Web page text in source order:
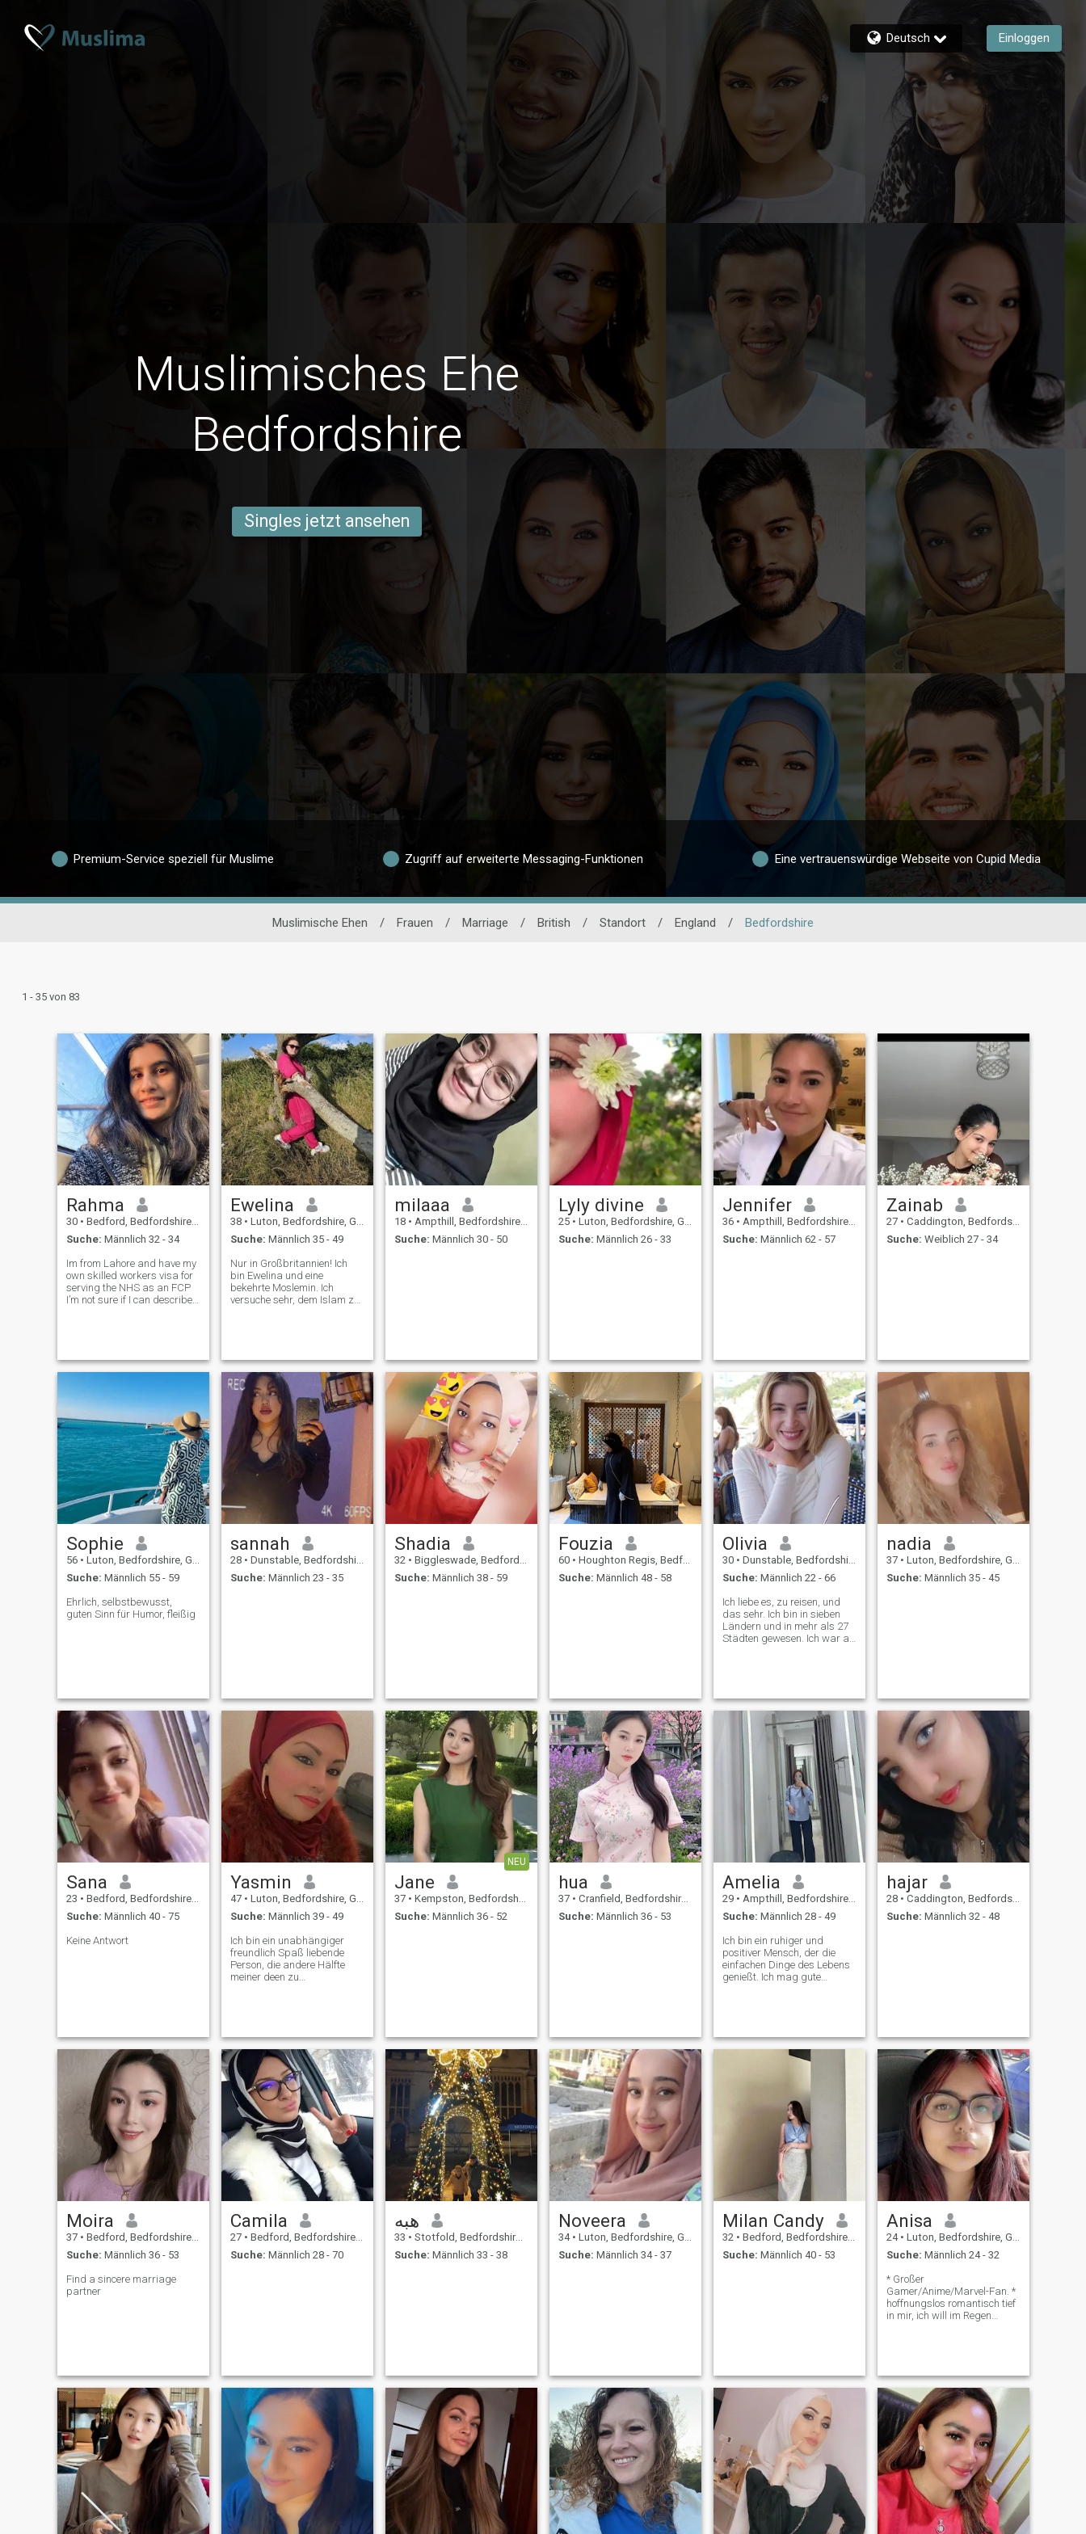
Deutsch Einloggen
Muslimisches Ehe
Bedfordshire
Singles jetzt ansehen
Premium-Service speziell für Muslime Zugriff auf erweiterte Messaging-Funktionen Eine vertrauenswürdige Webseite von Cupid Media
Muslimische Ehen / Frauen / Marriage / British / Standort / England / Bedfordshire
1 - 35 von 83
Rahma
30 • Bedford, Bedfordshire, Grossbritannien
Suche: Männlich 32 - 34
Im from Lahore and have my
own skilled workers visa for
serving the NHS as an FCP
I’m not sure if I can describe
being a team. Don’t
Ewelina
38 • Luton, Bedfordshire, Grossbritannien
Suche: Männlich 35 - 49
Nur in Großbritannien! Ich
bin Ewelina und eine
bekehrte Moslemin. Ich
versuche sehr, dem Islam zu
pakistanischen Gerichte
kochen und Essen polieren
kann. Ich bin nicht auf der
Suche nach einer beiläufigen
Beziehung, also kontaktieren
Sie mich bitte nicht, wenn Sie
nicht an einer Halal-
Beziehung interessiert Ich bin
nett und fürsorglich. Ich liebe
es, mich um meine
Verwandten zu kümmern.
Ps. Bitte kontaktieren Sie
mich nicht, wenn Sie nicht
nach einer Frau suchen (ich
Mitbewohner zusammen
sein). Ja, ich habe auch
diesen Vorschlag
bekommen.
milaaa
18 • Ampthill, Bedfordshire, Grossbritannien
Suche: Männlich 30 - 50
Lyly divine
25 • Luton, Bedfordshire, Grossbritannien
Suche: Männlich 26 - 33
Jennifer
36 • Ampthill, Bedfordshire, Grossbritannien
Suche: Männlich 62 - 57
Zainab
27 • Caddington, Bedfordshire, Grossbritannien
Suche: Weiblich 27 - 34
Sophie
56 • Luton, Bedfordshire, Grossbritannien
Suche: Männlich 55 - 59
Ehrlich, selbstbewusst,
guten Sinn für Humor, fleißig
sannah
28 • Dunstable, Bedfordshire, Grossbritannien
Suche: Männlich 23 - 35
Shadia
32 • Biggleswade, Bedfordshire, Grossbritannien
Suche: Männlich 38 - 59
Fouzia
60 • Houghton Regis, Bedfordshire, Grossbritannien
Suche: Männlich 48 - 58
Olivia
30 • Dunstable, Bedfordshire, Grossbritannien
Suche: Männlich 22 - 66
Ich liebe es, zu reisen, und
das sehr. Ich bin in sieben
Ländern und in mehr als 27
Städten gewesen. Ich war an
Lebenserfahrungen.
nadia
37 • Luton, Bedfordshire, Grossbritannien
Suche: Männlich 35 - 45
Sana
23 • Bedford, Bedfordshire, Grossbritannien
Suche: Männlich 40 - 75
Keine Antwort
Yasmin
47 • Luton, Bedfordshire, Grossbritannien
Suche: Männlich 39 - 49
Ich bin ein unabhängiger
freundlich Spaß liebende
Person, die andere Hälfte
meiner deen zu
sind, um für sich selbst
sorgen.
NEU
Jane
37 • Kempston, Bedfordshire, Grossbritannien
Suche: Männlich 36 - 52
hua
37 • Cranfield, Bedfordshire, Grossbritannien
Suche: Männlich 36 - 53
Amelia
29 • Ampthill, Bedfordshire, Grossbritannien
Suche: Männlich 28 - 49
Ich bin ein ruhiger und
positiver Mensch, der die
einfachen Dinge des Lebens
genießt. Ich mag gute
hajar
28 • Caddington, Bedfordshire, Grossbritannien
Suche: Männlich 32 - 48
Moira
37 • Bedford, Bedfordshire, Grossbritannien
Suche: Männlich 36 - 53
Find a sincere marriage
partner
Camila
27 • Bedford, Bedfordshire, Grossbritannien
Suche: Männlich 28 - 70
هبه
33 • Stotfold, Bedfordshire, Grossbritannien
Suche: Männlich 33 - 38
Noveera
34 • Luton, Bedfordshire, Grossbritannien
Suche: Männlich 34 - 37
Milan Candy
32 • Bedford, Bedfordshire, Grossbritannien
Suche: Männlich 40 - 53
Anisa
24 • Luton, Bedfordshire, Grossbritannien
Suche: Männlich 24 - 32
* Großer
Gamer/Anime/Marvel-Fan. *
hoffnungslos romantisch tief
in mir, ich will im Regen
plauderneren Person
zurecht. * Ich bin viel auf den
Rand gekommen *du musst
Katzen lieben, weil ich immer
Katzen in meinem Leben
haben werde😂 *Religion
Kultur\NME und meine
unmittelbare Familie sind
nicht so kulturell und ich
habe nicht vor, Kultur mit
Religion zu mischen
*irgendetwas Sonne, Mond,
Sterne oder Weltraum haben